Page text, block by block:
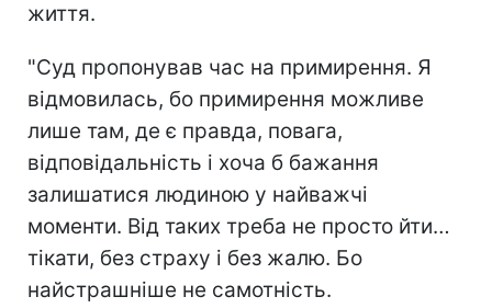
життя.
"Суд пропонував час на примирення. Я
відмовилась, бо примирення можливе
лише там, де є правда, повага,
відповідальність і хоча б бажання
залишатися людиною у найважчі
моменти. Від таких треба не просто йти…
тікати, без страху і без жалю. Бо
найстрашніше не самотність.